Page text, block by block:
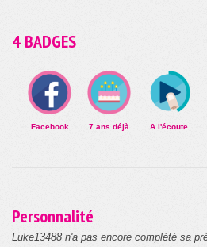
4 BADGES
Facebook 7 ans déjà A l'écoute
Personnalité
Luke13488 n'a pas encore complété sa